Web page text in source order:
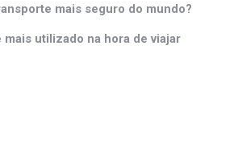
mais seguro do mundo?
utilizado na hora de viajar